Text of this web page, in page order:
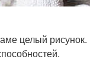
целый